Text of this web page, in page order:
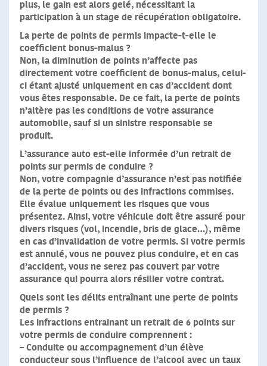
plus, le gain est alors gelé, nécessitant la
participation à un stage de récupération obligatoire.
La perte de points de permis impacte-t-elle le
coefficient bonus-malus ?
Non, la diminution de points n’affecte pas
directement votre coefficient de bonus-malus, celui-
ci étant ajusté uniquement en cas d’accident dont
vous êtes responsable. De ce fait, la perte de points
n’altère pas les conditions de votre assurance
automobile, sauf si un sinistre responsable se
produit.
L’assurance auto est-elle informée d’un retrait de
points sur permis de conduire ?
Non, votre compagnie d’assurance n’est pas notifiée
de la perte de points ou des infractions commises.
Elle évalue uniquement les risques que vous
présentez. Ainsi, votre véhicule doit être assuré pour
divers risques (vol, incendie, bris de glace…), même
en cas d’invalidation de votre permis. Si votre permis
est annulé, vous ne pouvez plus conduire, et en cas
d’accident, vous ne serez pas couvert par votre
assurance qui pourra alors résilier votre contrat.
Quels sont les délits entraînant une perte de points
de permis ?
Les infractions entrainant un retrait de 6 points sur
votre permis de conduire comprennent :
– Conduite ou accompagnement d’un élève
conducteur sous l’influence de l’alcool avec un taux